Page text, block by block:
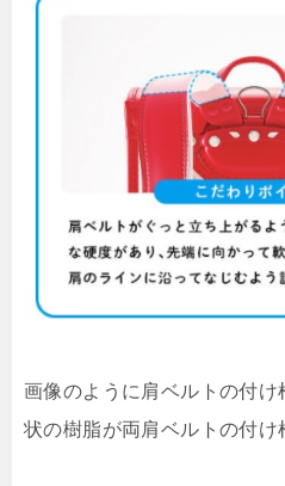
画像のように肩ベルトの付
状の樹脂が両肩ベルトの付け